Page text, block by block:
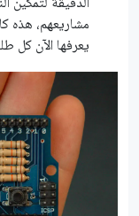
يعرفها الآن كل